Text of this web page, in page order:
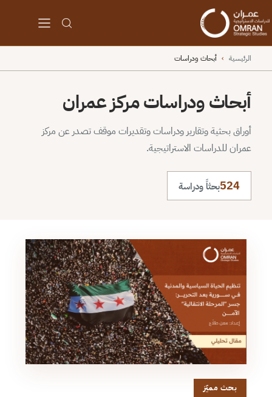
الرئيسية › أبحاث ودراسات
أبحاث ودراسات مركز عمران
أوراق بحثية وتقارير ودراسات وتقديرات موقف تصدر عن مركز
عمران للدراسات الاستراتيجية.
524بحثاً ودراسة
بحث مميّز